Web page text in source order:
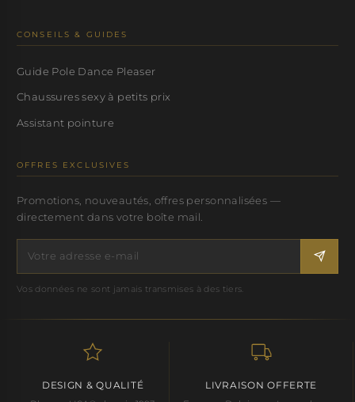
CONSEILS & GUIDES
Guide Pole Dance Pleaser
Chaussures sexy à petits prix
Assistant pointure
OFFRES EXCLUSIVES
Promotions, nouveautés, offres personnalisées —
directement dans votre boîte mail.
Vos données ne sont jamais transmises à des tiers.
DESIGN & QUALITÉ LIVRAISON OFFERTE